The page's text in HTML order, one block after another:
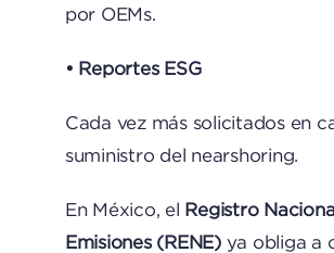
por OEMs.
• Reportes ESG
Cada vez más solicitados en
suministro del nearshoring.
En México, el Registro
Emisiones (RENE)ya obliga a